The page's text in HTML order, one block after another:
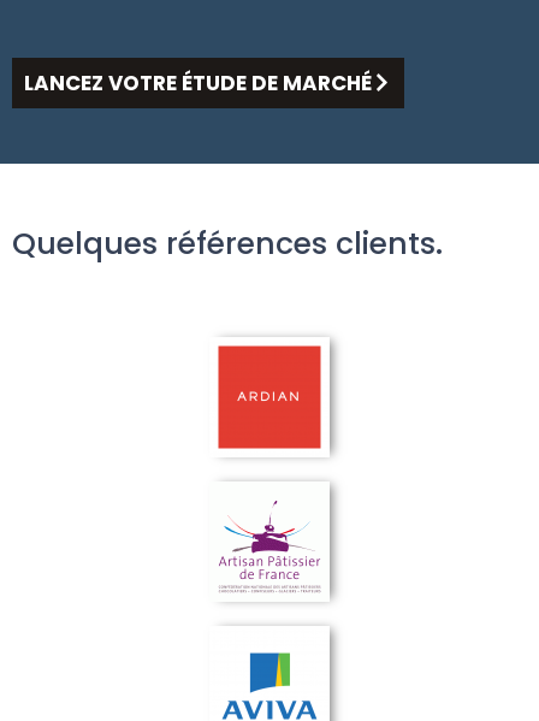
LANCEZ VOTRE ÉTUDE DE MARCHÉ
Quelques références clients.